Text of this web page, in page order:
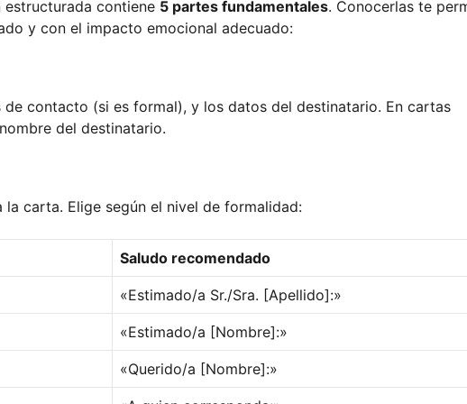
contiene 5 partes fundamentales. Conocerlas te
y con el impacto emocional adecuado:
contacto (si es formal), y los datos del destinatario. En cartas
del destinatario.
carta. Elige según el nivel de formalidad:
Saludo recomendado
«Estimado/a Sr./Sra. [Apellido]:»
«Estimado/a [Nombre]:»
«Querido/a [Nombre]:»